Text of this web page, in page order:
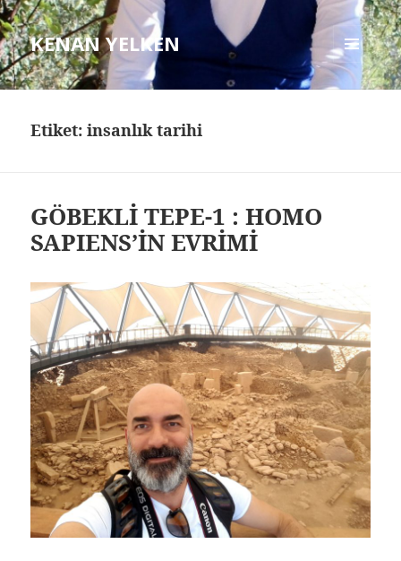
KENAN YELKEN
MENÜ
VE
Etiket: insanlık tarihi
GÖBEKLİ TEPE-1 : HOMO
SAPIENS’İN EVRİMİ